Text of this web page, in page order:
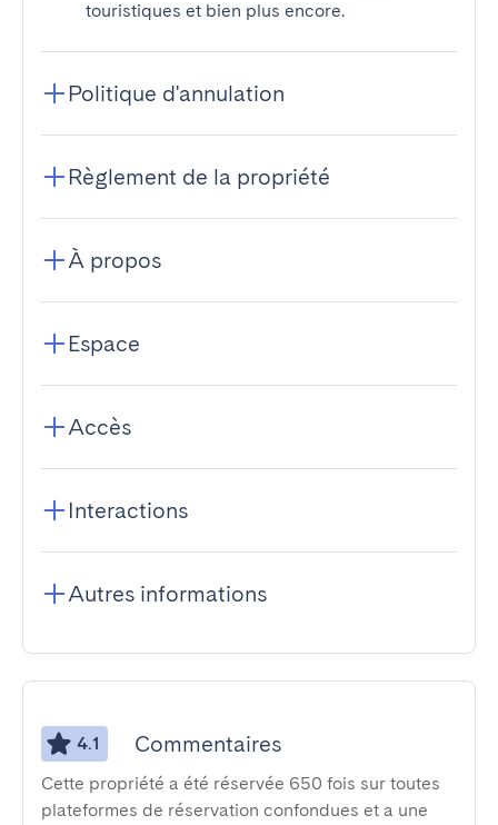
touristiques et bien plus encore.
Politique d'annulation
Règlement de la propriété
À propos
Espace
Accès
Interactions
Autres informations
4.1 Commentaires
Cette propriété a été réservée 650 fois sur toutes
plateformes de réservation confondues et a une